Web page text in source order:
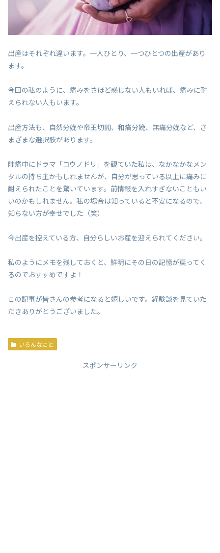
出産はそれぞれ違います。一人ひとり、一つひとつの出産があり
ます。
今回の私のように、痛みをさほど感じない人もいれば、痛みに耐
えられない人もいます。
出産方法も、自然分娩や帝王切開、和痛分娩、無痛分娩など、さ
まざまな選択肢があります。
陣痛中にドラマ「コウノドリ」を観ていた私は、なかなかなメン
タルの持ち主かもしれませんが、自分が思っている以上に痛みに
耐えられたことを驚いています。前情報を入れすぎないこともい
いのかもしれません。私の場合は知っていると不安になるので、
知らない方が幸せでした（笑）
今出産を控えている方、自分らしいお産を迎えられてください。
私のようにメモを残しておくと、鮮明にその日の記憶が戻ってく
るのでおすすめですよ！
この記事が皆さんの参考になると嬉しいです。経験談を見ていた
だきありがとうございました。
いろんなこと
スポンサーリンク